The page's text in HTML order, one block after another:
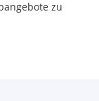
zu